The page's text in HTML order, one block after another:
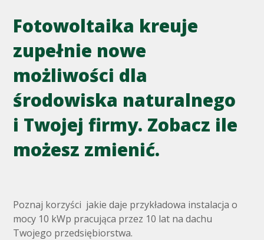
Fotowoltaika kreuje
zupełnie nowe
możliwości dla
środowiska naturalnego
i Twojej firmy. Zobacz ile
możesz zmienić.
Poznaj korzyści jakie daje przykładowa instalacja o
mocy 10 kWp pracująca przez 10 lat na dachu
Twojego przedsiębiorstwa.